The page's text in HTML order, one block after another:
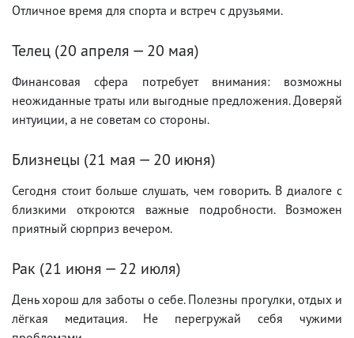
Отличное время для спорта и встреч с друзьями.
Телец (20 апреля — 20 мая)
Финансовая сфера потребует внимания: возможны
неожиданные траты или выгодные предложения. Доверяй
интуиции, а не советам со стороны.
Близнецы (21 мая — 20 июня)
Сегодня стоит больше слушать, чем говорить. В диалоге с
близкими откроются важные подробности. Возможен
приятный сюрприз вечером.
Рак (21 июня — 22 июля)
День хорош для заботы о себе. Полезны прогулки, отдых и
лёгкая медитация. Не перегружай себя чужими